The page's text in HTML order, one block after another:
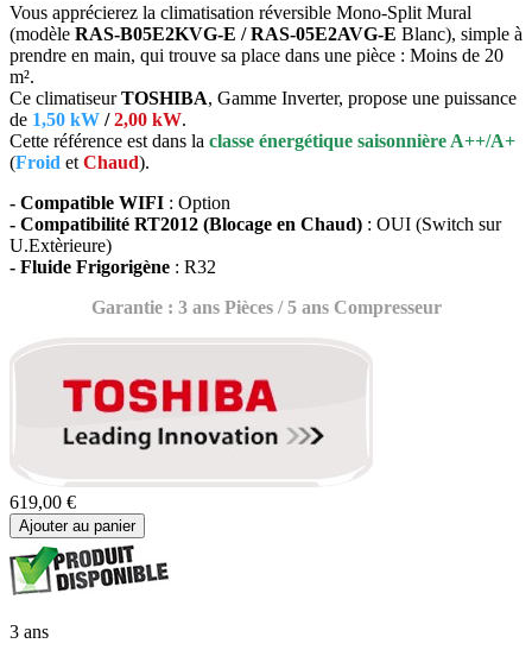
Vous apprécierez la climatisation réversible Mono-Split Mural
(modèle RAS-B05E2KVG-E / RAS-05E2AVG-E Blanc), simple à
prendre en main, qui trouve sa place dans une pièce : Moins de 20
m².
Ce climatiseurTOSHIBA, Gamme Inverter, propose une puissance
de 1,50 kW /2,00 kW.
Cette référence est dans la classe énergétique saisonnière A++/A+
(Froid et Chaud).
- Compatible WIFI : Option
- Compatibilité RT2012 (Blocage en Chaud) : OUI (Switch sur
U.Extèrieure)
- Fluide Frigorigène : R32
Garantie : 3 ans Pièces / 5 ans Compresseur
619,00 €
Ajouter au panier
3 ans